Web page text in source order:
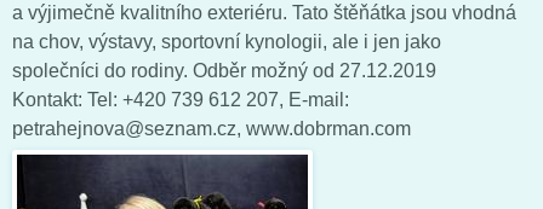
a výjimečně kvalitního exteriéru. Tato štěňátka jsou vhodná
na chov, výstavy, sportovní kynologii, ale i jen jako
společníci do rodiny. Odběr možný od 27.12.2019
Kontakt: Tel: +420 739 612 207, E-mail:
petrahejnova@seznam.cz, www.dobrman.com